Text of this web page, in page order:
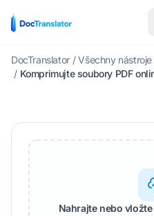
DocTranslator / Všechny
/ Komprimujte soubory PDF
Nahrajte nebo